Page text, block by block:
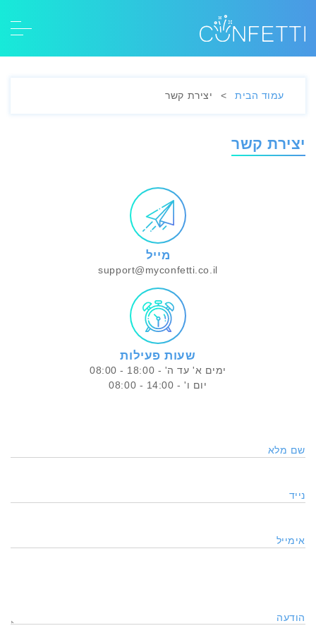
עמוד הבית > יצירת קשר
יצירת קשר
מייל
support@myconfetti.co.il
שעות פעילות
ימים א' עד ה' - 08:00 - 18:00
יום ו' - 08:00 - 14:00
שם מלא
נייד
אימייל
הודעה